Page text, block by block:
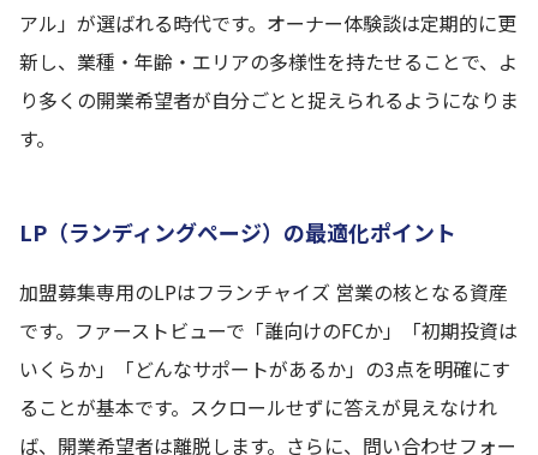
アル」が選ばれる時代です。オーナー体験談は定期的に更
新し、業種・年齢・エリアの多様性を持たせることで、よ
り多くの開業希望者が自分ごとと捉えられるようになりま
す。
LP（ランディングページ）の最適化ポイント
加盟募集専用のLPはフランチャイズ 営業の核となる資産
です。ファーストビューで「誰向けのFCか」「初期投資は
いくらか」「どんなサポートがあるか」の3点を明確にす
ることが基本です。スクロールせずに答えが見えなけれ
ば、開業希望者は離脱します。さらに、問い合わせフォー